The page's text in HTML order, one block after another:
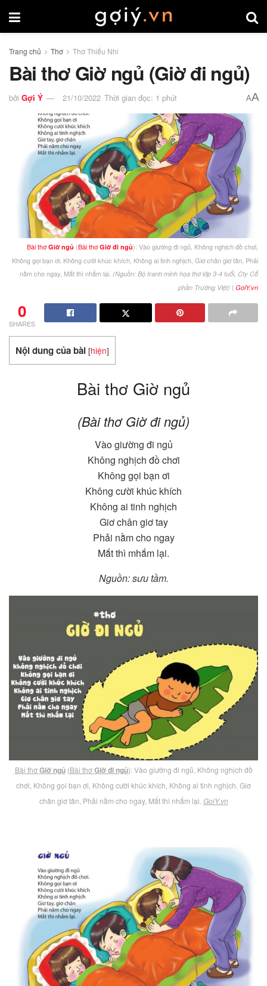
Trang chủ Thơ Thơ Thiếu Nhi
Bài thơ Giờ ngủ (Giờ đi ngủ)
bởi Gợi Ý 21/10/2022 Thời gian đọc: 1 phút AA
Bài thơGiờ ngủ (Bài thơGiờ đi ngủ): Vào giường đi ngủ, Không nghịch đồ chơi,
Không gọi bạn ơi, Không cười khúc khích, Không ai tinh nghịch, Giơ chân giơ tân, Phải
nằm cho ngay, Mắt thì nhắm lại. (Nguồn: Bộ tranh minh họa thơ lớp 3-4 tuổi, Cty Cổ
phần Trường Việt) | GoiY.vn
0
SHARES
Nội dung của bài [hiện]
Bài thơ Giờ ngủ
(Bài thơ Giờ đi ngủ)
Vào giường đi ngủ
Không nghịch đồ chơi
Không gọi bạn ơi
Không cười khúc khích
Không ai tinh nghịch
Giơ chân giơ tay
Phải nằm cho ngay
Mắt thì mhắm lại.
Nguồn: sưu tầm.
Bài thơGiờ ngủ(Bài thơGiờ đi ngủ): Vào giường đi ngủ, Không nghịch đồ
chơi, Không gọi bạn ơi, Không cười khúc khích, Không ai tinh nghịch, Giơ
chân giơ tân, Phải nằm cho ngay, Mắt thì nhắm lại. GoiY.vn